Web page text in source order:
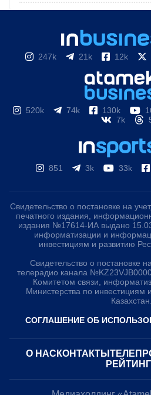
247k 21k 12k
520k 74k 130k
7k
851 3k 33k
Свидетельство о постановке на
печатного издания,
издания №17614-ИА выдано
информатизации и
инвестициям и развитию
Свидетельство о постановке
телерадио канала
Комитетом связи,
Министерства по инвестициям
Казахстан.
СОГЛАШЕНИЕ ОБ
О НАС КОНТАКТЫ